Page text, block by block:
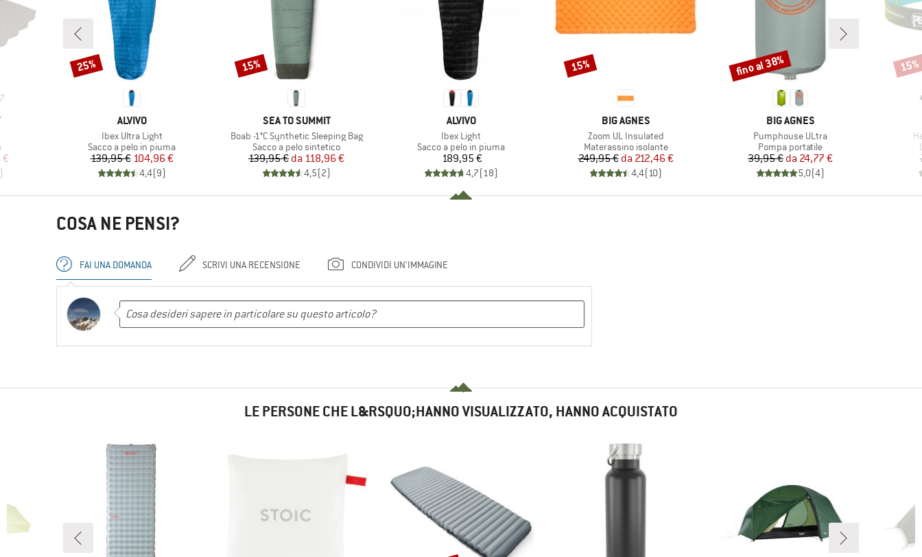
7
€
MARCHIO
ALVIVO
Articolo
Ibex Ultra Light
Gruppo di prodotti
Sacco a pelo in piuma
Prezzo
139,95 €Prezzo ridotto
104,96 €
4,4(9)
Sconto
25%
MARCHIO
SEA TO SUMMIT
Articolo
Boab -1°C Synthetic Sleeping Bag
Gruppo di prodotti
Sacco a pelo sintetico
Prezzo
139,95 € Prezzo ridotto
da 118,96 €
4,5(2)
Sconto
15%
MARCHIO
ALVIVO
Articolo
Ibex Light
Gruppo di prodotti
Sacco a pelo in piuma
Prezzo
189,95 €
4,7(18)
MARCHIO
BIG AGNES
Articolo
Zoom UL Insulated
Gruppo di prodotti
Materassino isolante
Prezzo
249,95 € Prezzo ridotto
da 212,46 €
4,4(10)
Sconto
15%
MARCHIO
BIG AGNES
Articolo
Pumphouse ULtra
Gruppo di prodotti
Pompa portatile
Prezzo
39,95 € Prezzo ridotto
da 24,77 €
5,0(4)
Sconto
fino al 38% 15%
COSA NE PENSI?
FAI UNA DOMANDA SCRIVI UNA RECENSIONE CONDIVIDI UN'IMMAGINE
LE PERSONE CHE L&RSQUO;HANNO VISUALIZZATO, HANNO ACQUISTATO